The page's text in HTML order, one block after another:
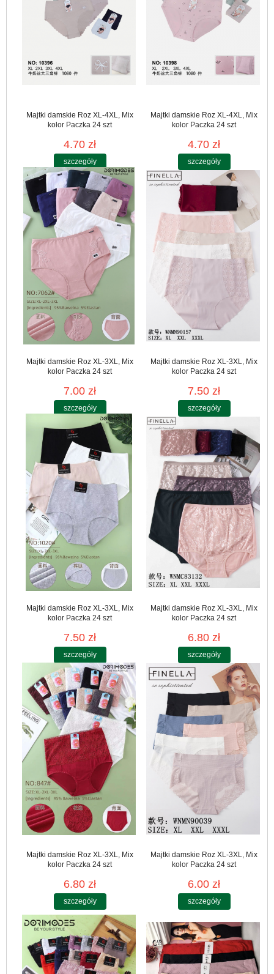
Majtki damskie Roz XL-4XL, Mix
kolor Paczka 24 szt
4.70 zł
szczegóły
Majtki damskie Roz XL-4XL, Mix
kolor Paczka 24 szt
4.70 zł
szczegóły
Majtki damskie Roz XL-3XL, Mix
kolor Paczka 24 szt
7.00 zł
szczegóły
Majtki damskie Roz XL-3XL, Mix
kolor Paczka 24 szt
7.50 zł
szczegóły
Majtki damskie Roz XL-3XL, Mix
kolor Paczka 24 szt
7.50 zł
szczegóły
Majtki damskie Roz XL-3XL, Mix
kolor Paczka 24 szt
6.80 zł
szczegóły
Majtki damskie Roz XL-3XL, Mix
kolor Paczka 24 szt
6.80 zł
szczegóły
Majtki damskie Roz XL-3XL, Mix
kolor Paczka 24 szt
6.00 zł
szczegóły